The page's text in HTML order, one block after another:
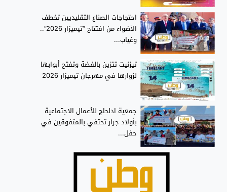
احتجاجات الصناع التقليديين تخطف
الأضواء من افتتاح “تيميزار 2026”..
وغياب...
تيزنيت تتزين بالفضة وتفتح أبوابها
لزوارها في مهرجان تيميزار 2026
جمعية ادلحاج للأعمال الاجتماعية
بأولاد جرار تحتفي بالمتفوقين في
حفل...